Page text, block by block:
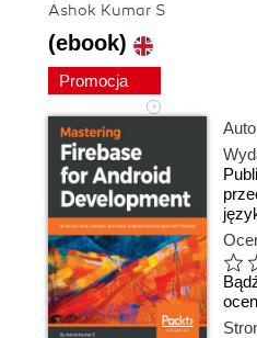
Ashok Kumar S
(ebook)
Promocja